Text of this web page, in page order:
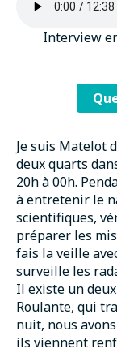
Interview
Je suis Matelot
deux quarts
20h à 00h.
à entretenir le
scientifiques,
préparer les
fais la veille
surveille les
Il existe un
Roulante, qui
nuit, nous
ils viennent